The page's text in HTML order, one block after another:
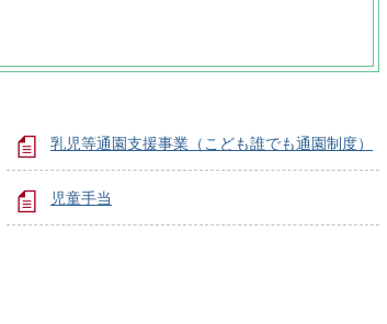
乳児等通園支援事業（こども誰でも通園制度）
児童手当